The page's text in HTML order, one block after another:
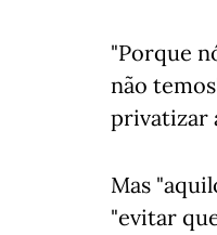
"Porque
não
privatizar
Mas
"evitar